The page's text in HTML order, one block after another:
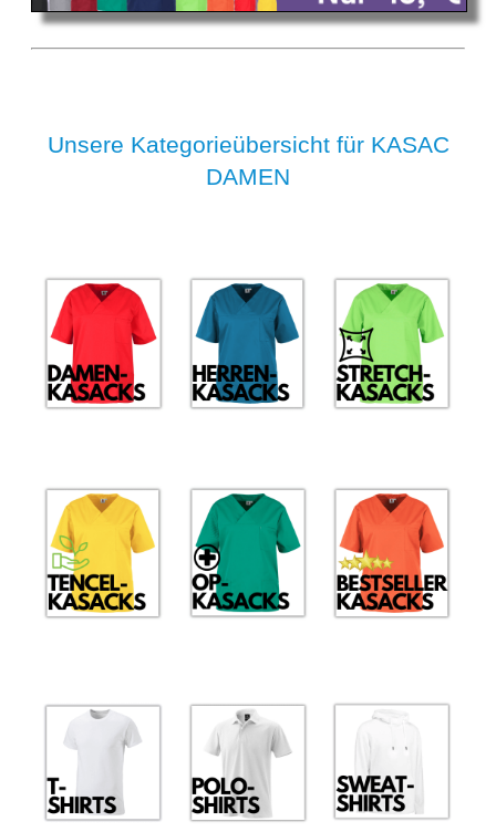
Unsere Kategorieübersicht für KASAC
DAMEN